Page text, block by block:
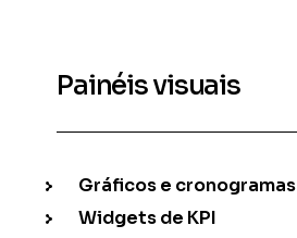
Painéis visuais
Gráficos e cronogramas
Widgets de KPI